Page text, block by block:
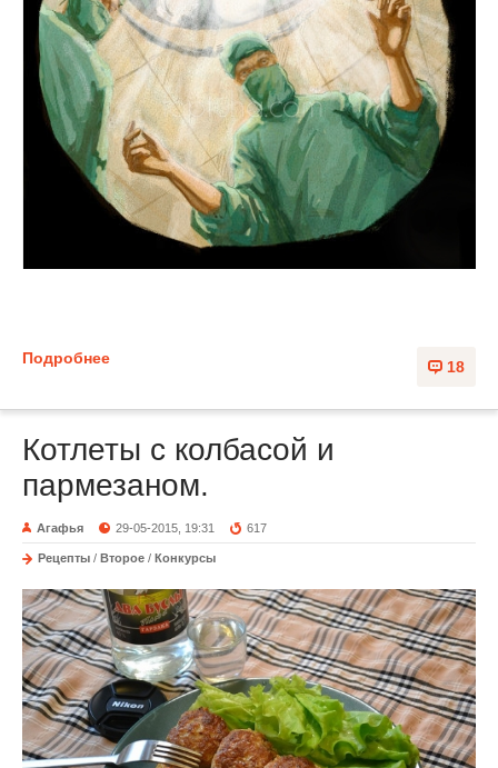
18
Подробнее
Котлеты с колбасой и
пармезаном.
Агафья 29-05-2015, 19:31 617
Рецепты / Второе / Конкурсы